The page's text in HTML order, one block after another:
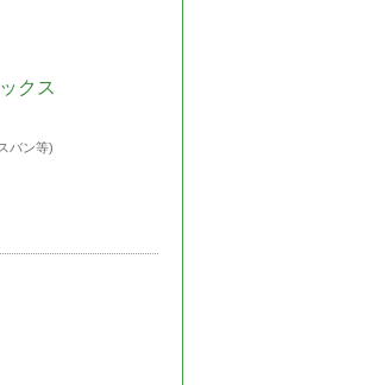
クス
バン等)